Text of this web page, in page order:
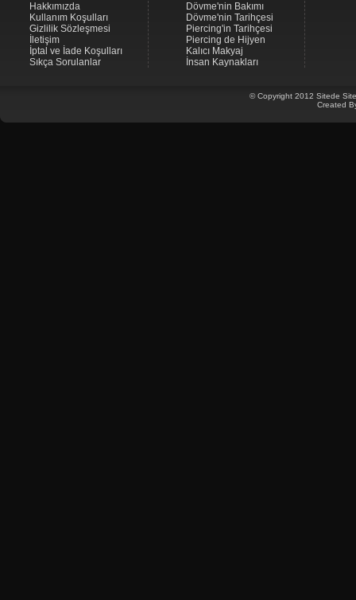
Hakkımızda
Kullanım Koşulları
Gizlilik Sözleşmesi
İletişim
İptal ve İade Koşulları
Sıkça Sorulanlar
© Copyright 2012 Sitede
Created
Dövme'nin Bakımı
Dövme'nin Tarihçesi
Piercing'in Tarihçesi
Piercing de Hijyen
Kalıcı Makyaj
İnsan Kaynakları